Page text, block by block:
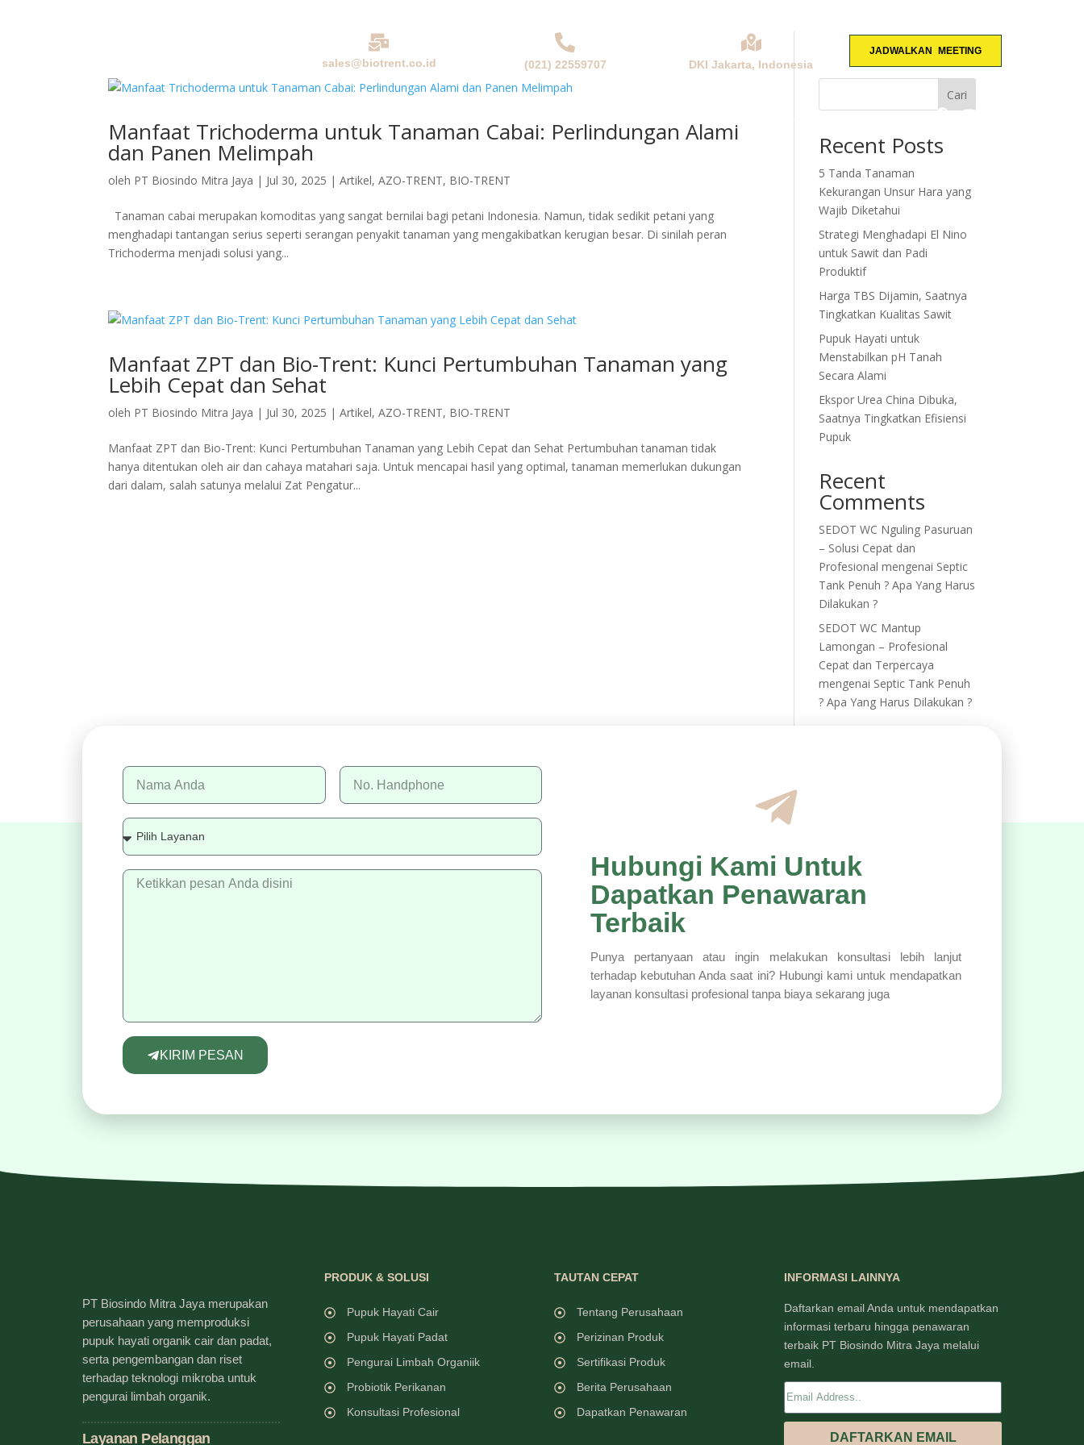
sales@biotrent.co.id (021) 22559707 DKI Jakarta, Indonesia
JADWALKAN MEETING
Manfaat Trichoderma untuk Tanaman Cabai: Perlindungan Alami
dan Panen Melimpah
oleh PT Biosindo Mitra Jaya | Jul 30, 2025 |Artikel,AZO-TRENT, BIO-TRENT
Tanaman cabai merupakan komoditas yang sangat bernilai bagi petani Indonesia. Namun, tidak sedikit petani yang
menghadapi tantangan serius seperti serangan penyakit tanaman yang mengakibatkan kerugian besar. Di sinilah peran
Trichoderma menjadi solusi yang...
Manfaat ZPT dan Bio-Trent: Kunci Pertumbuhan Tanaman yang
Lebih Cepat dan Sehat
oleh PT Biosindo Mitra Jaya | Jul 30, 2025 |Artikel,AZO-TRENT, BIO-TRENT
Manfaat ZPT dan Bio-Trent: Kunci Pertumbuhan Tanaman yang Lebih Cepat dan Sehat Pertumbuhan tanaman tidak
hanya ditentukan oleh air dan cahaya matahari saja. Untuk mencapai hasil yang optimal, tanaman memerlukan dukungan
dari dalam, salah satunya melalui Zat Pengatur...
Cari
Recent Posts
5 Tanda Tanaman
Kekurangan Unsur Hara yang
Wajib Diketahui
Strategi Menghadapi El Nino
untuk Sawit dan Padi
Produktif
Harga TBS Dijamin, Saatnya
Tingkatkan Kualitas Sawit
Pupuk Hayati untuk
Menstabilkan pH Tanah
Secara Alami
Ekspor Urea China Dibuka,
Saatnya Tingkatkan Efisiensi
Pupuk
Recent
Comments
SEDOT WC Nguling Pasuruan
– Solusi Cepat dan
Profesional mengenai Septic
Tank Penuh ? Apa Yang Harus
Dilakukan ?
SEDOT WC Mantup
Lamongan – Profesional
Cepat dan Terpercaya
mengenai Septic Tank Penuh
? Apa Yang Harus Dilakukan ?
KIRIM PESAN
Hubungi Kami Untuk
Dapatkan Penawaran
Terbaik
Punya pertanyaan atau ingin melakukan konsultasi lebih lanjut
terhadap kebutuhan Anda saat ini? Hubungi kami untuk mendapatkan
layanan konsultasi profesional tanpa biaya sekarang juga
PT Biosindo Mitra Jaya merupakan
perusahaan yang memproduksi
pupuk hayati organik cair dan padat,
serta pengembangan dan riset
terhadap teknologi mikroba untuk
pengurai limbah organik.
Layanan Pelanggan
PRODUK & SOLUSI
Pupuk Hayati Cair
Pupuk Hayati Padat
Pengurai Limbah Organiik
Probiotik Perikanan
Konsultasi Profesional
TAUTAN CEPAT
Tentang Perusahaan
Perizinan Produk
Sertifikasi Produk
Berita Perusahaan
Dapatkan Penawaran
INFORMASI LAINNYA
Daftarkan email Anda untuk mendapatkan
informasi terbaru hingga penawaran
terbaik PT Biosindo Mitra Jaya melalui
email.
DAFTARKAN EMAIL